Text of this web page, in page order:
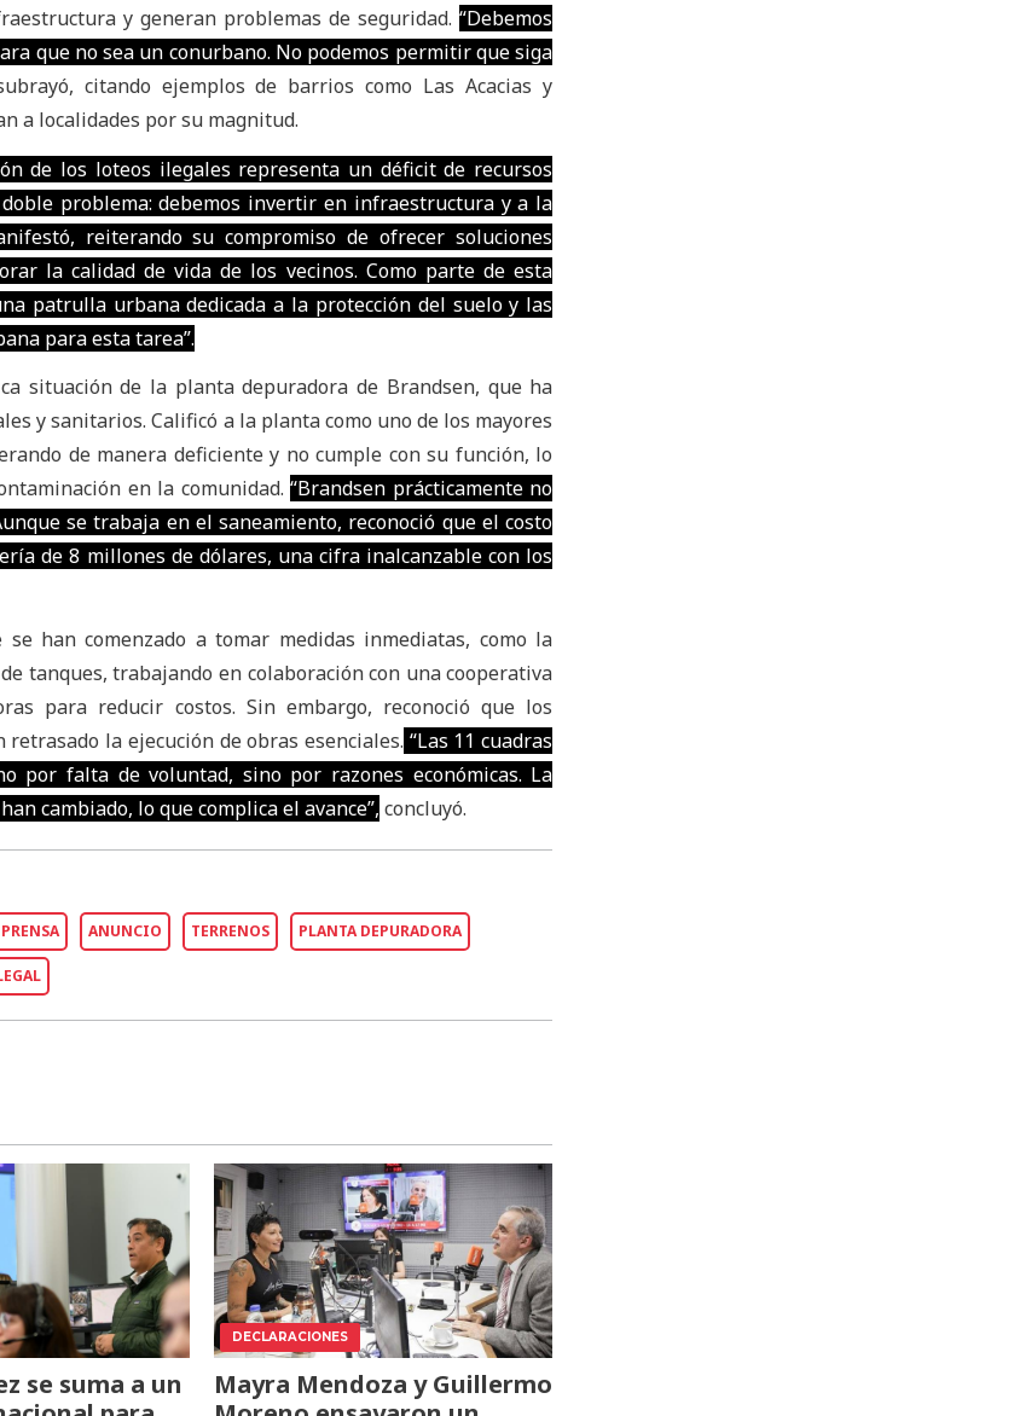
y generan problemas de seguridad.“Debemos
que no sea un conurbano. No podemos permitir que siga
citando ejemplos de barrios como Las Acacias y
a localidades por su magnitud.
de los loteos ilegales representa un déficit de recursos
problema: debemos invertir en infraestructura y a la
reiterando su compromiso de ofrecer soluciones
la calidad de vida de los vecinos. Como parte de esta
patrulla urbana dedicada a la protección del suelo y las
para esta tarea”.
situación de la planta depuradora de Brandsen, que ha
y sanitarios. Calificó a la planta como uno de los mayores
de manera deficiente y no cumple con su función, lo
en la comunidad.“Brandsen prácticamente no
se trabaja en el saneamiento, reconoció que el costo
de 8 millones de dólares, una cifra inalcanzable con los
han comenzado a tomar medidas inmediatas, como la
tanques, trabajando en colaboración con una cooperativa
para reducir costos. Sin embargo, reconoció que los
la ejecución de obras esenciales. “Las 11 cuadras
por falta de voluntad, sino por razones económicas. La
cambiado, lo que complica el avance”, concluyó.
ANUNCIO TERRENOS PLANTA DEPURADORA
se suma a un
DECLARACIONES
Mayra Mendoza y Guillermo